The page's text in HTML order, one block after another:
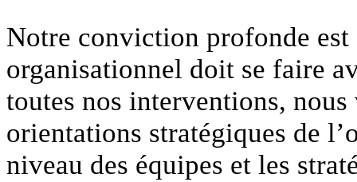
Notre conviction profonde est
organisationnel doit se faire
toutes nos interventions,
orientations stratégiques de
niveau des équipes et les